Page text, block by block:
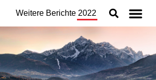
Weitere Berichte 2022
Topthemen
Nachhaltigkeit